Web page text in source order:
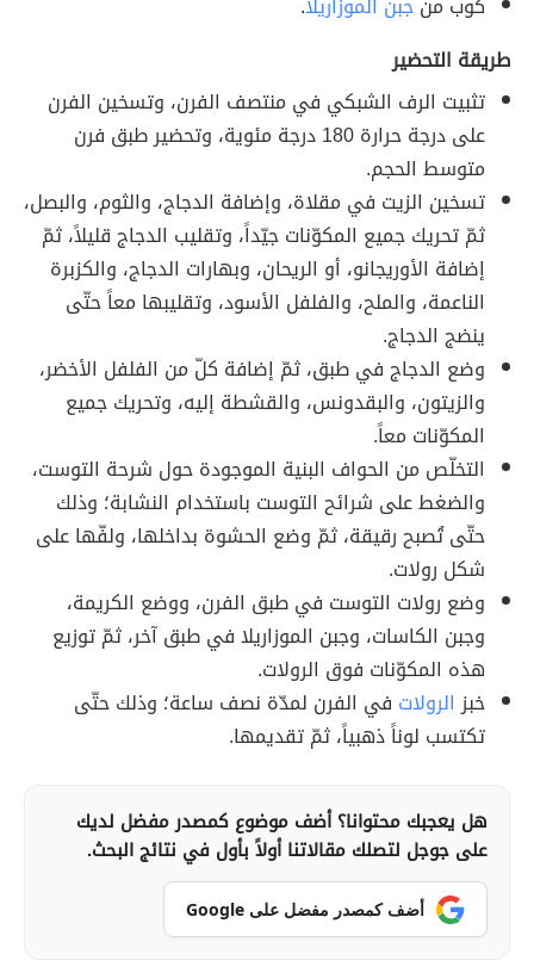
طريقة التحضير
تثبيت الرف الشبكي في منتصف الفرن، وتسخين الفرن
على درجة حرارة 180 درجة مئوية، وتحضير طبق فرن
متوسط الحجم.
تسخين الزيت في مقلاة، وإضافة الدجاج، والثوم، والبصل،
ثمّ تحريك جميع المكوّنات جيّداً، وتقليب الدجاج قليلاً، ثمّ
إضافة الأوريجانو، أو الريحان، وبهارات الدجاج، والكزبرة
الناعمة، والملح، والفلفل الأسود، وتقليبها معاً حتّى
ينضج الدجاج.
وضع الدجاج في طبق، ثمّ إضافة كلّ من الفلفل الأخضر،
والزيتون، والبقدونس، والقشطة إليه، وتحريك جميع
المكوّنات معاً.
التخلّص من الحواف البنية الموجودة حول شرحة التوست،
والضغط على شرائح التوست باستخدام النشابة؛ وذلك
حتّى تُصبح رقيقة، ثمّ وضع الحشوة بداخلها، ولفّها على
شكل رولات.
وضع رولات التوست في طبق الفرن، ووضع الكريمة،
وجبن الكاسات، وجبن الموزاريلا في طبق آخر، ثمّ توزيع
هذه المكوّنات فوق الرولات.
خبزالرولات في الفرن لمدّة نصف ساعة؛ وذلك حتّى
تكتسب لوناً ذهبياً، ثمّ تقديمها.
هل يعجبك محتوانا؟ أضف موضوع كمصدر مفضل لديك
على جوجل لتصلك مقالاتنا أولاً بأول في نتائج البحث.
أضف كمصدر مفضل على Google